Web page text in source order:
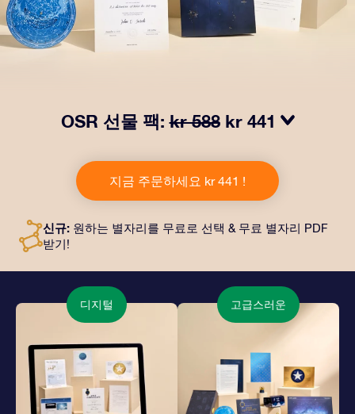
OSR 선물 팩:kr 588 kr 441
투와 퍼스널라이즈 문서가 선택한 주소로 발송되고 디지
털 문서가 제공되며 무료로 OSR 앱을 이용할 수 있습니
다. OSR Gift Pack은 친구나 사랑하는 사람에게 영원히
지금 주문하세요 kr 441 !
신규: 원하는 별자리를 무료로 선택 & 무료 별자리 PDF
받기!
디지털 고급스러운